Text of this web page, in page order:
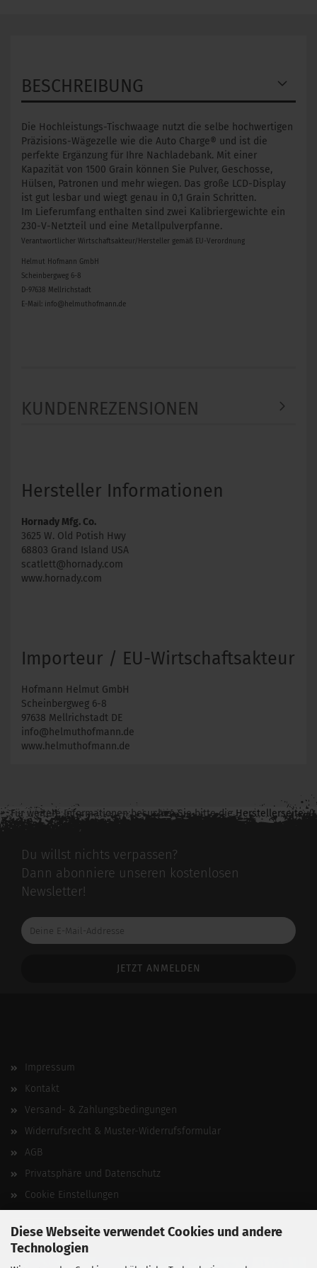
Diese Webseite verwendet Cookies und andere
Technologien
BESCHREIBUNG
Die Hochleistungs-Tischwaage nutzt die selbe hochwertigen
Präzisions-Wägezelle wie die Auto Charge® und ist die
perfekte Ergänzung für Ihre Nachladebank. Mit einer
Kapazität von 1500 Grain können Sie Pulver, Geschosse,
Hülsen, Patronen und mehr wiegen. Das große LCD-Display
ist gut lesbar und wiegt genau in 0,1 Grain Schritten.
Im Lieferumfang enthalten sind zwei Kalibriergewichte ein
230-V-Netzteil und eine Metallpulverpfanne.
Verantwortlicher Wirtschaftsakteur/Hersteller gemäß EU-Verordnung
Helmut Hofmann GmbH
Scheinbergweg 6-8
D-97638 Mellrichstadt
E-Mail: info@helmuthofmann.de
KUNDENREZENSIONEN
Hersteller Informationen
Hornady Mfg. Co.
3625 W. Old Potish Hwy
68803 Grand Island USA
scatlett@hornady.com
www.hornady.com
Importeur / EU-Wirtschaftsakteur
Hofmann Helmut GmbH
Scheinbergweg 6-8
97638 Mellrichstadt DE
info@helmuthofmann.de
www.helmuthofmann.de
Für weitere Informationen besuchen Sie bitte dieHerstellerseite
zu diesem Artikel.
Du willst nichts verpassen?
Dann abonniere unseren kostenlosen
Newsletter!
Deine
E-
Impressum
Kontakt
Versand- & Zahlungsbedingungen
Widerrufsrecht & Muster-Widerrufsformular
AGB
Privatsphäre und Datenschutz
Cookie Einstellungen
Vertrag widerrufen